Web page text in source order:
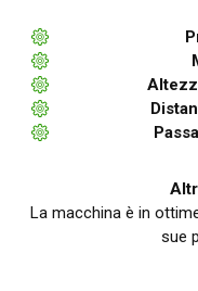
La macchina è in
sue